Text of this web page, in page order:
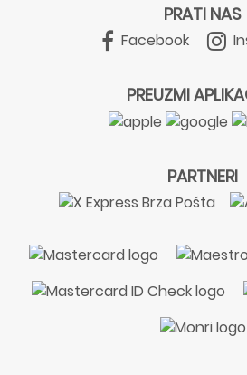
PRATI NAS
Facebook
PREUZMI
PARTNERI